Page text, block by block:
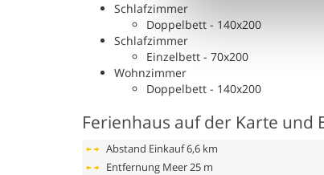
Schlafzimmer
Doppelbett - 140x200
Schlafzimmer
Einzelbett - 70x200
Wohnzimmer
Doppelbett - 140x200
Ferienhaus auf der Karte und
Abstand Einkauf6,6 km
Entfernung Meer25 m